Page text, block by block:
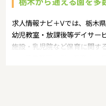
栃木から通える園を多
求人情報ナビ＋Vでは、栃木
幼児教室・放課後等デイサー
施設・乳児院など保育に関す